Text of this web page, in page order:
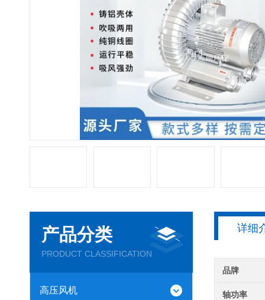
产品分类
PRODUCT CLASSIFICATION
高压风机
详细
品牌
轴功率